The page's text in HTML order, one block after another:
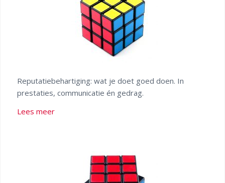
Reputatiebehartiging: wat je doet goed doen. In
prestaties, communicatie én gedrag.
Lees meer